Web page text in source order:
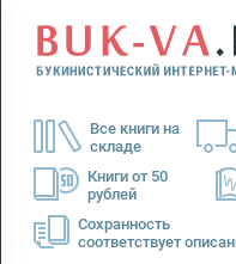
Все книги на
складе
Книги от 50
рублей
Сохранность
соответствует
Menu
Доставка
Оплата